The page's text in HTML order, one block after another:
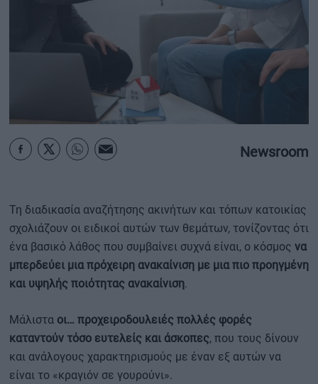
MY PROPERTY
ΚΑΡΑΜΠΟΛΕΣ
Newsroom
Τη διαδικασία αναζήτησης ακινήτων και τόπων κατοικίας
σχολιάζουν οι ειδικοί αυτών των θεμάτων, τονίζοντας ότι
ένα βασικό λάθος που συμβαίνει συχνά είναι, ο κόσμος να
μπερδεύει μια πρόχειρη ανακαίνιση με μια πιο προηγμένη
και υψηλής ποιότητας ανακαίνιση.
Μάλιστα οι… προχειροδουλειές πολλές φορές
καταντούν τόσο ευτελείς και άσκοπες, που τους δίνουν
και ανάλογους χαρακτηρισμούς με έναν εξ αυτών να
είναι το «κραγιόν σε γουρούνι».